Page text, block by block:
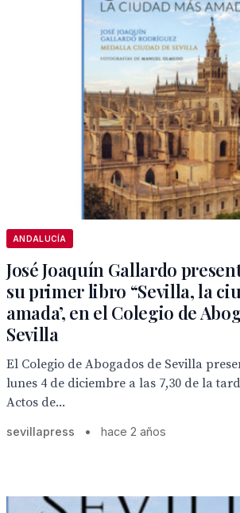
ANDALUCÍA
José Joaquín Gallardo
su primer libro “Sevilla, la
amada’, en el Colegio de
Sevilla
El Colegio de Abogados de Sevilla
lunes 4 de diciembre a las 7,30 de la
Actos de...
sevillapress • hace 2 años